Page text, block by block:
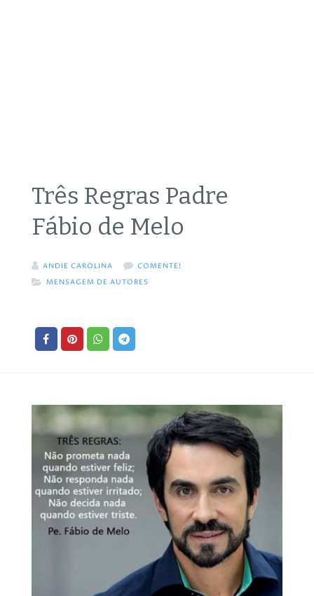
Três Regras Padre
Fábio de Melo
ANDIE CAROLINA
COMENTE!
MENSAGEM DE AUTORES